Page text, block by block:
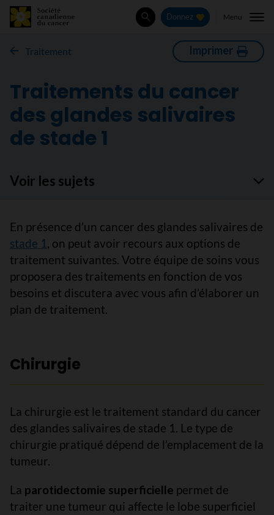
Rechercher
Donnez Menu
Traitement Imprimer
Traitements du cancer
des glandes salivaires
de stade 1
Voir les sujets
En présence d’un cancer des glandes salivaires de
stade 1 , on peut avoir recours aux options de
traitement suivantes. Votre équipe de soins vous
proposera des traitements en fonction de vos
besoins et discutera avec vous afin d’élaborer un
plan de traitement.
Chirurgie
La chirurgie est le traitement standard du cancer
des glandes salivaires de stade 1. Le type de
chirurgie pratiqué dépend de l’emplacement de la
tumeur.
La parotidectomie superficielle permet de
traiter une tumeur qui affecte le lobe superficiel